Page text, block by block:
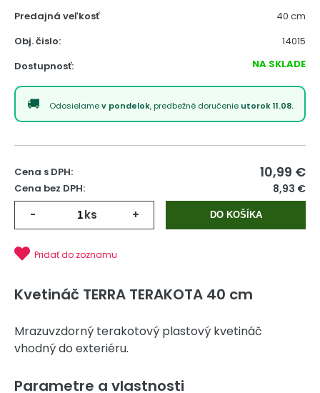
Predajná veľkosť
40 cm
Obj. čislo:
14015
Dostupnosť:
NA SKLADE
Odosielamev pondelok, predbežné doručenie utorok 11.08.
Cena s DPH: 10,99 €
Cena bez DPH: 8,93 €
- ks + DO KOŠÍKA
Pridať do zoznamu
Kvetináč TERRA TERAKOTA 40 cm
Mrazuvzdorný terakotový plastový kvetináč
vhodný do exteriéru.
Parametre a vlastnosti